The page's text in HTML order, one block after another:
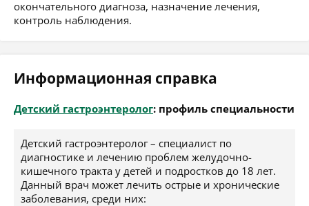
окончательного диагноза, назначение лечения,
контроль наблюдения.
Информационная справка
Детский гастроэнтеролог: профиль специальности
Детский гастроэнтеролог – специалист по
диагностике и лечению проблем желудочно-
кишечного тракта у детей и подростков до 18 лет.
Данный врач может лечить острые и хронические
заболевания, среди них: